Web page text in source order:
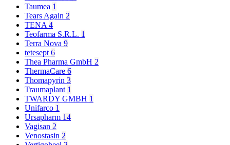
Taumea 1
Tears Again 2
TENA 4
Teofarma S.R.L. 1
Terra Nova 9
tetesept 6
Thea Pharma GmbH 2
ThermaCare 6
Thomapyrin 3
Traumaplant 1
TWARDY GMBH 1
Unifarco 1
Ursapharm 14
Vagisan 2
Venostasin 2